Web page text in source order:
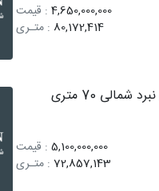
4,650,000,000 : قیمت
80,172,414 : متـری
70 متری
5,100,000,000 : قیمت
72,857,143 : متـری